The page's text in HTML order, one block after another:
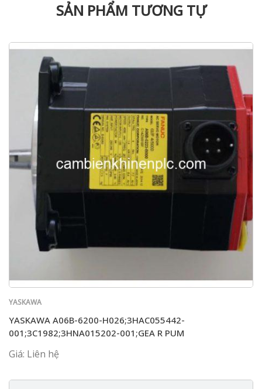
SẢN PHẨM TƯƠNG TỰ
YASKAWA
YASKAWA A06B-6200-H026;3HAC055442-
001;3C1982;3HNA015202-001;GEA R PUM
Giá: Liên hệ